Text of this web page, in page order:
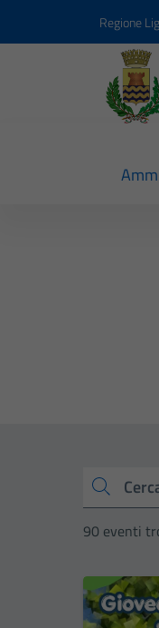
Regione
Cerca
90 eventi